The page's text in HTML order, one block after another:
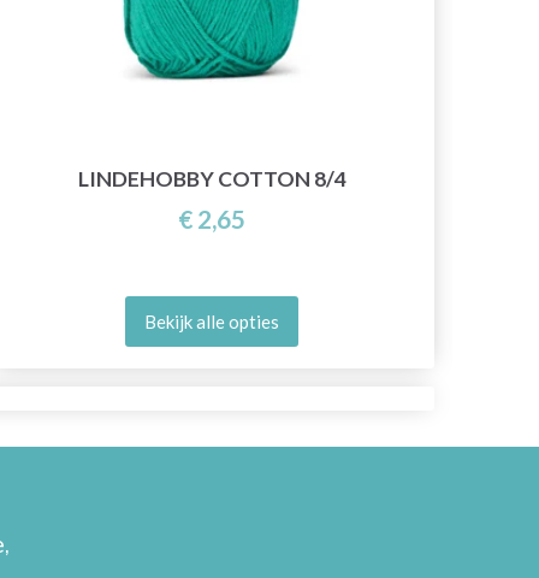
LINDEHOBBY COTTON 8/4
€ 2,65
Bekijk alle opties